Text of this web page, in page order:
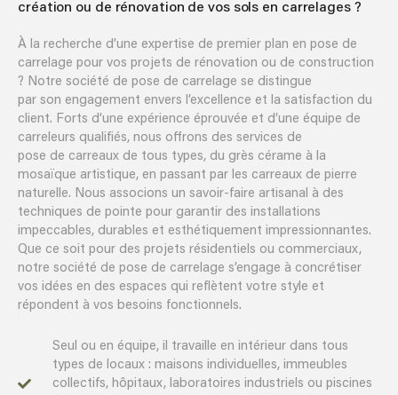
création ou de rénovation de vos sols en carrelages ?
À la recherche d’une expertise de premier plan en pose de
carrelage pour vos projets de rénovation ou de construction
? Notre société de pose de carrelage se distingue
par son engagement envers l’excellence et la satisfaction du
client. Forts d’une expérience éprouvée et d’une équipe de
carreleurs qualifiés, nous offrons des services de
pose de carreaux de tous types, du grès cérame à la
mosaïque artistique, en passant par les carreaux de pierre
naturelle. Nous associons un savoir-faire artisanal à des
techniques de pointe pour garantir des installations
impeccables, durables et esthétiquement impressionnantes.
Que ce soit pour des projets résidentiels ou commerciaux,
notre société de pose de carrelage s’engage à concrétiser
vos idées en des espaces qui reflètent votre style et
répondent à vos besoins fonctionnels.
Seul ou en équipe, il travaille en intérieur dans tous
types de locaux : maisons individuelles, immeubles
collectifs, hôpitaux, laboratoires industriels ou piscines